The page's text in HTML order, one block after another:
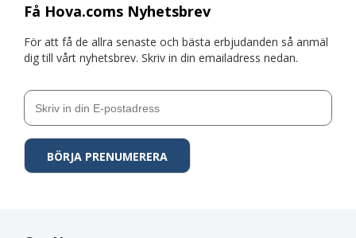
Få Hova.coms Nyhetsbrev
För att få de allra senaste och bästa erbjudanden så anmäl
dig till vårt nyhetsbrev. Skriv in din emailadress nedan.